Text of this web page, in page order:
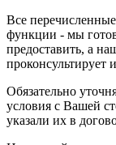
Все
функции - мы
предоставить, а
Обязательно
условия с Вашей
указали их в